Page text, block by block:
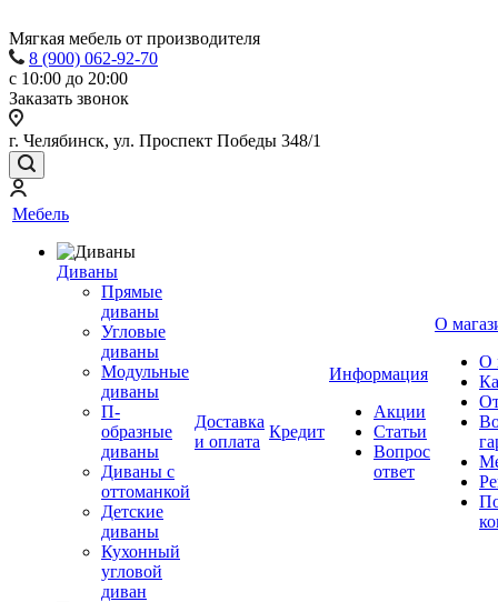
Мягкая мебель от производителя
8 (900) 062-92-70
с 10:00 до 20:00
Заказать звонок
г. Челябинск, ул. Проспект Победы 348/1
Мебель
Диваны
Прямые
диваны
Угловые
диваны
Модульные
диваны
П-
образные
диваны
Диваны с
оттоманкой
Детские
диваны
Кухонный
угловой
диван
Доставка
и оплата
Кредит
Информация
Акции
Статьи
Вопрос
ответ
О
О